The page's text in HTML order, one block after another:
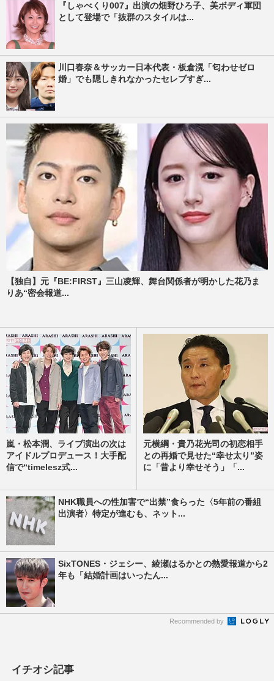
『しゃべくり007』出演の畑野ひろ子、美ボディ軍団
として登場で「抜群のスタイルは...
川口春奈＆サッカー日本代表・板倉滉「匂わせゼロ
婚」でも隠しきれなかったセレブすぎ...
【独自】元『BE:FIRST』三山凌輝、舞台関係者が明かした花乃ま
りあ“密会報道...
嵐・松本潤、ライブ演出の次は
アイドルプロデュース！大手配
信で“timelesz式...
元横綱・貴乃花光司の初恋相手
との再婚で見せた“幸せ太り”姿
に「昔より幸せそう」「...
NHK職員への性加害で“出禁”食らった〈5年前の番組
出演者〉特定が進むも、ネット...
SixTONES・ジェシー、綾瀬はるかとの熱愛報道から2
年も「結婚計画はいったん...
Recommended by
イチオシ記事